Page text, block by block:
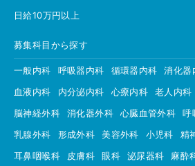
日給10万円以上
募集科目から探す
一般内科 呼吸器内科 循環器内科 消化器
血液内科
内分泌内科 心療内科 老人内科
脳神経外科
消化器外科 心臓血管外科 呼
乳腺外科
形成外科 美容外科 小児科 精
耳鼻咽喉科
皮膚科 眼科 泌尿器科 麻酔